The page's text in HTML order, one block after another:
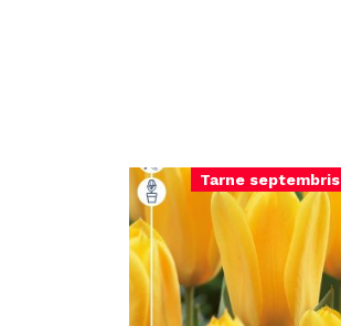
Tarne septembris